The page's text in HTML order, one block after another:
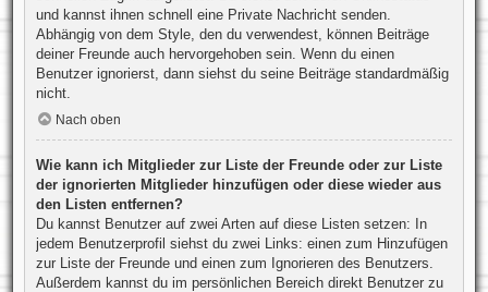
und kannst ihnen schnell eine Private Nachricht senden.
Abhängig von dem Style, den du verwendest, können Beiträge
deiner Freunde auch hervorgehoben sein. Wenn du einen
Benutzer ignorierst, dann siehst du seine Beiträge standardmäßig
nicht.
Nach oben
Wie kann ich Mitglieder zur Liste der Freunde oder zur Liste
der ignorierten Mitglieder hinzufügen oder diese wieder aus
den Listen entfernen?
Du kannst Benutzer auf zwei Arten auf diese Listen setzen: In
jedem Benutzerprofil siehst du zwei Links: einen zum Hinzufügen
zur Liste der Freunde und einen zum Ignorieren des Benutzers.
Außerdem kannst du im persönlichen Bereich direkt Benutzer zu